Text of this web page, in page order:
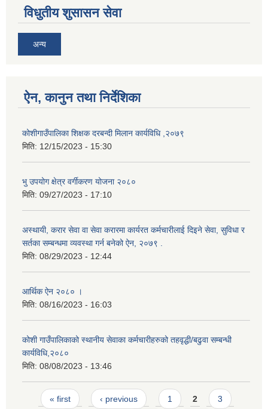
विधुतीय शुसासन सेवा
अन्य
ऐन, कानुन तथा निर्देशिका
कोशीगाउँपालिका शिक्षक दरबन्दी मिलान कार्यविधि ,२०७९
मिति: 12/15/2023 - 15:30
भु उपयोग क्षेत्र वर्गीकरण योजना २०८०
मिति: 09/27/2023 - 17:10
अस्थायी, करार सेवा वा सेवा करारमा कार्यरत कर्मचारीलाई दिइने सेवा, सुविधा र
सर्तका सम्बन्धमा व्यवस्था गर्न बनेको ऐन, २०७९ ‍.
मिति: 08/29/2023 - 12:44
आर्थिक ऐन २०८० ।
मिति: 08/16/2023 - 16:03
कोशी गाउँपालिकाको स्थानीय सेवाका कर्मचारीहरुको तहवृद्धी/बढुवा सम्बन्धी
कार्यविधि,२०८०
मिति: 08/08/2023 - 13:46
Pages
« first ‹ previous 1 2 3